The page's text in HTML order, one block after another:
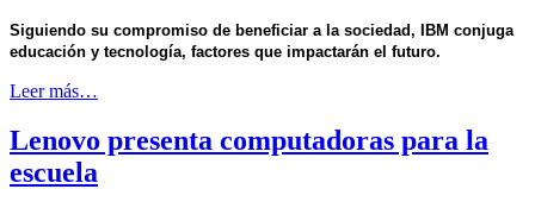
Siguiendo su compromiso de beneficiar a la sociedad, IBM conjuga
educación y tecnología, factores que impactarán el futuro.
Leer más…
Lenovo presenta computadoras para la
escuela